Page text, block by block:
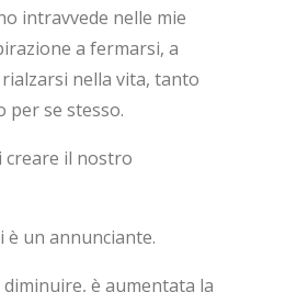
intravvede nelle mie
a fermarsi, a
nella vita, tanto
per se stesso.
creare il nostro
è un annunciante.
diminuire, è aumentata la